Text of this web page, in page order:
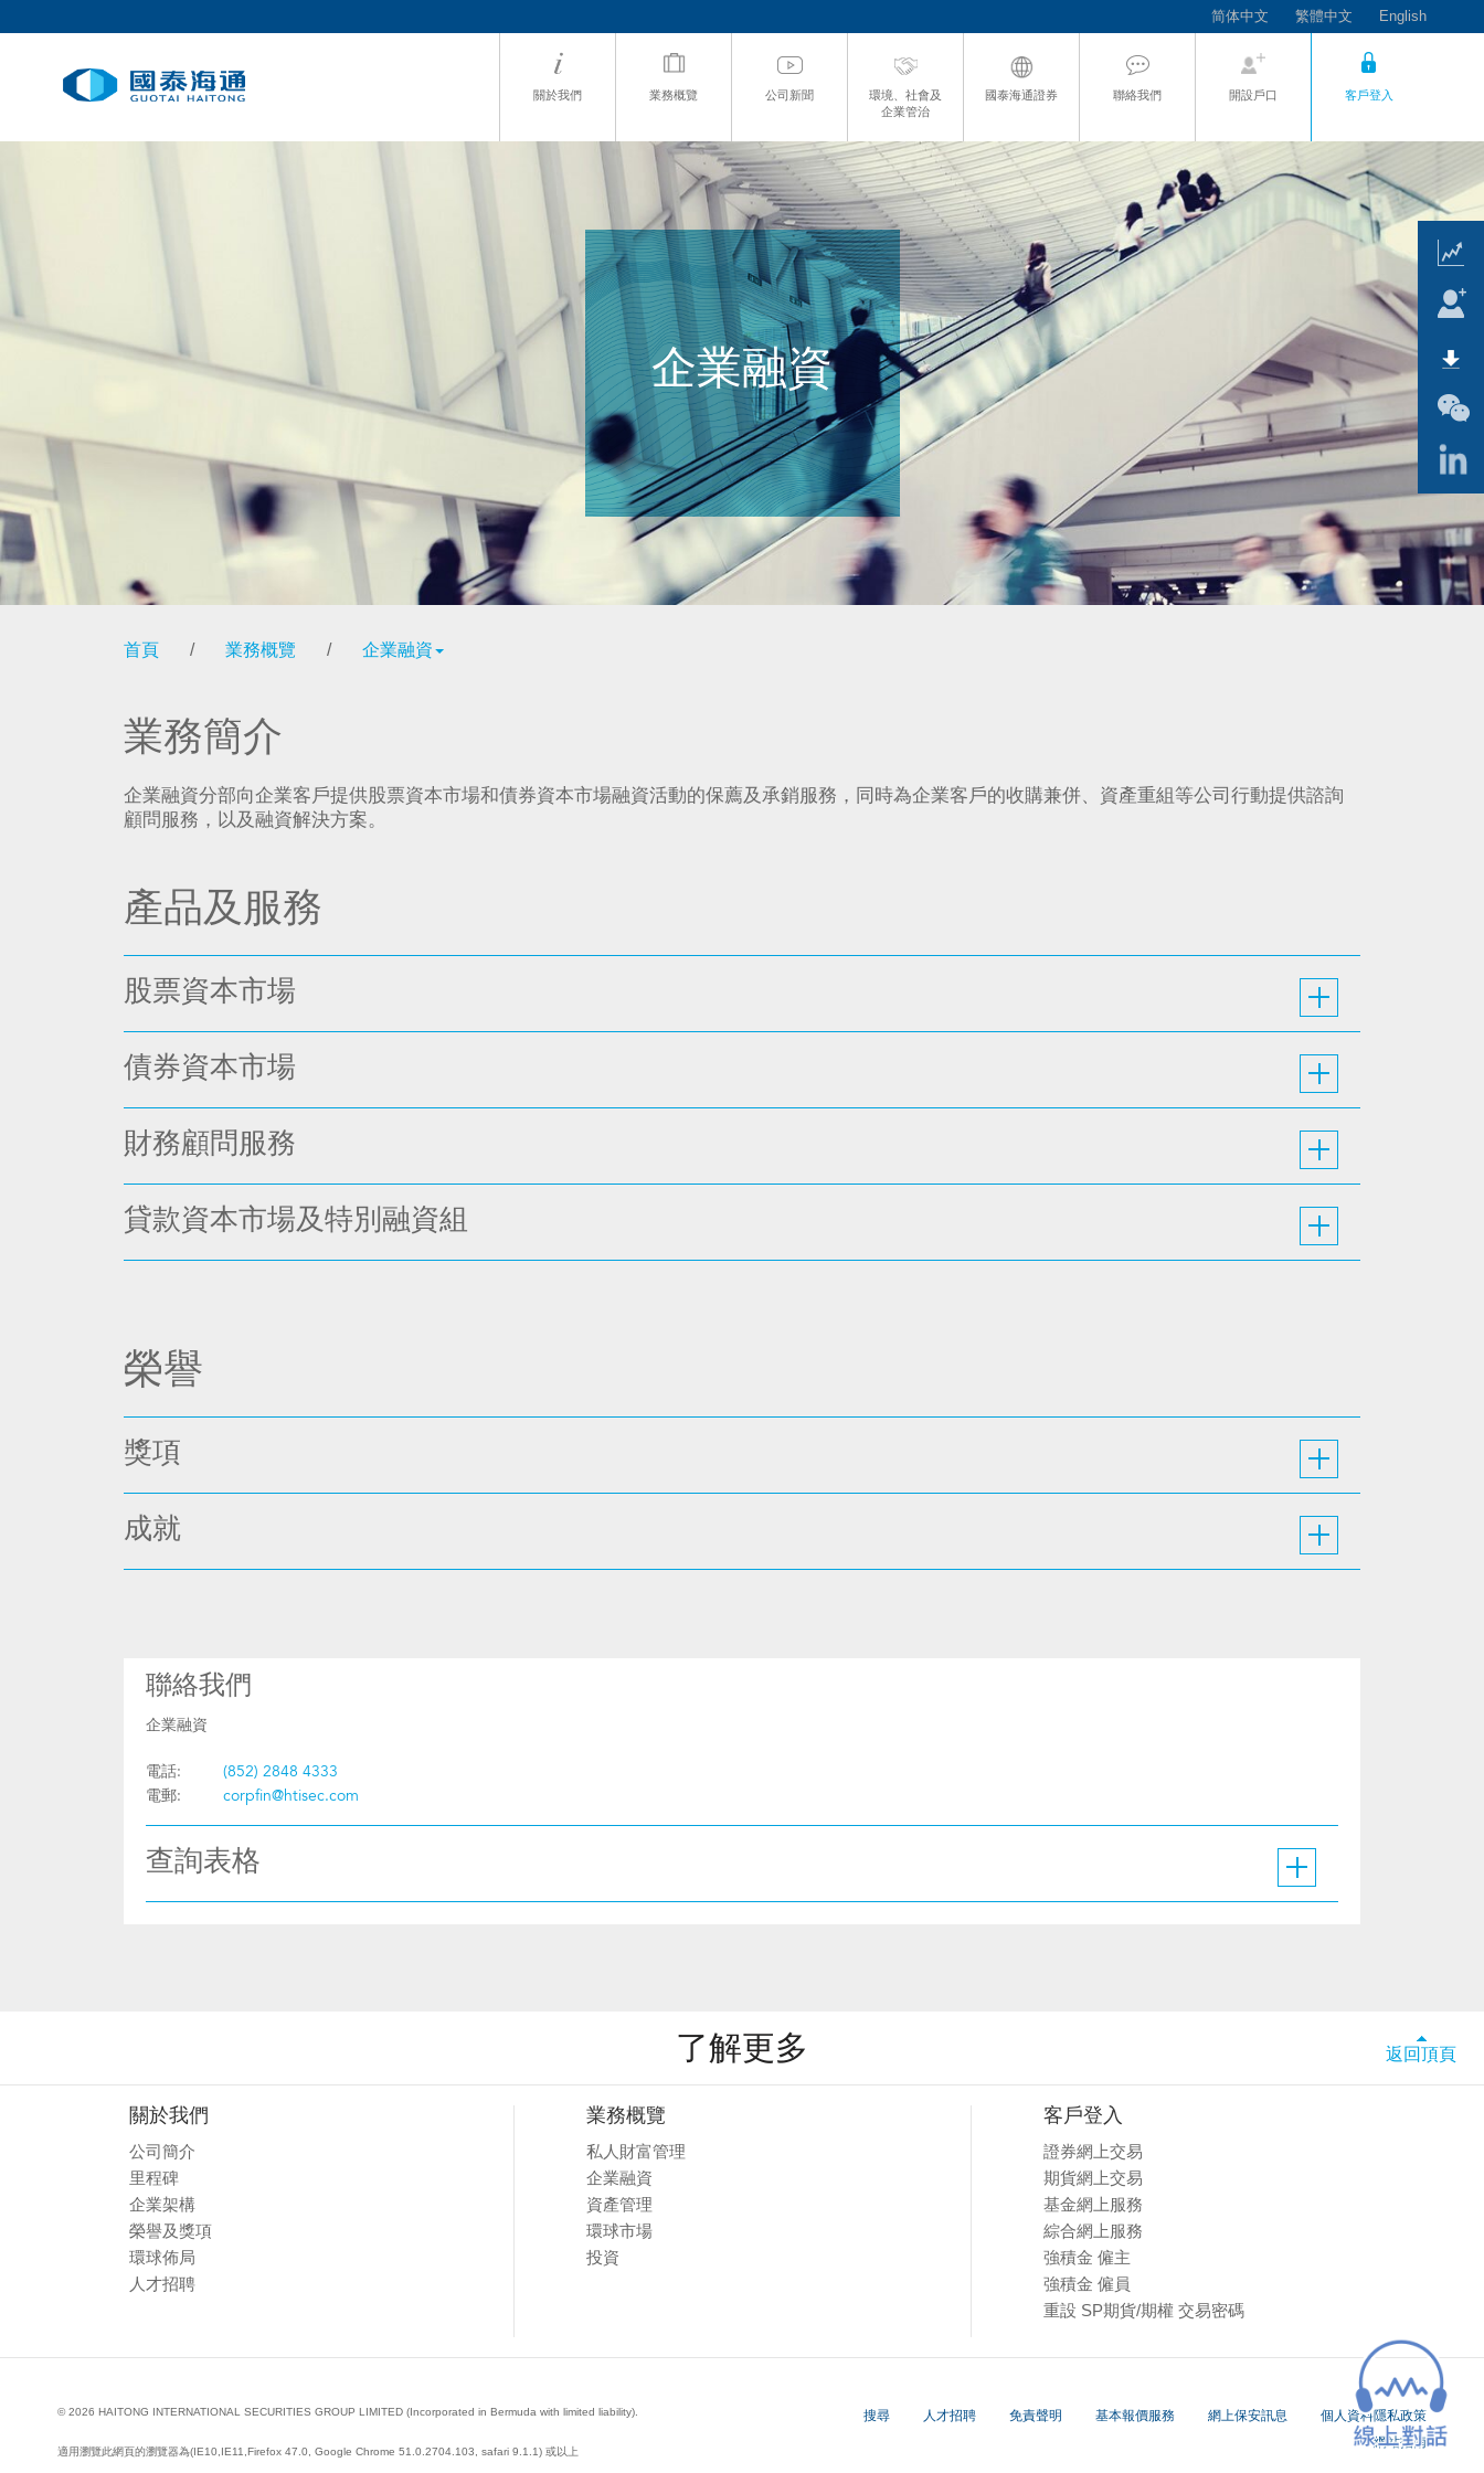
简体中文 繁體中文 English
關於我們 業務概覽 公司新聞
環境、社會及
企業管治
國泰海通證券 聯絡我們 開設戶口 客戶登入
企業融資
首頁 / 業務概覽 / 企業融資
業務簡介
企業融資分部向企業客戶提供股票資本市場和債券資本市場融資活動的保薦及承銷服務，同時為企業客戶的收購兼併、資產重組等公司行動提供諮詢
顧問服務，以及融資解決方案。
產品及服務
股票資本市場
債券資本市場
財務顧問服務
貸款資本市場及特別融資組
榮譽
獎項
成就
聯絡我們
企業融資
電話:
(852) 2848 4333
電郵:
corpfin@htisec.com
查詢表格
了解更多 返回頂頁
關於我們
公司簡介
里程碑
企業架構
榮譽及獎項
環球佈局
人才招聘
業務概覽
私人財富管理
企業融資
資產管理
環球市場
投資
客戶登入
證券網上交易
期貨網上交易
基金網上服務
綜合網上服務
強積金 僱主
強積金 僱員
重設 SP期貨/期權 交易密碼
© 2026 HAITONG INTERNATIONAL SECURITIES GROUP LIMITED (Incorporated in Bermuda with limited liability).
適用瀏覽此網頁的瀏覽器為(IE10,IE11,Firefox 47.0, Google Chrome 51.0.2704.103, safari 9.1.1) 或以上
搜尋 人才招聘 免責聲明 基本報價服務 網上保安訊息
個人資料隱私政策
網站指南